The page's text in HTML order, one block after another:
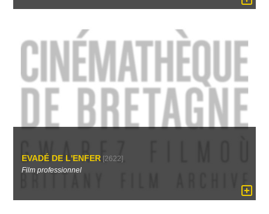
EVADÉ DE L'ENFER[2622]
Film professionnel